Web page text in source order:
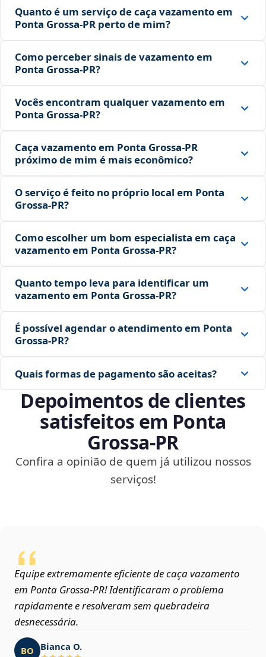
Quanto é um serviço de caça vazamento em
Ponta Grossa‑PR perto de mim?
Como perceber sinais de vazamento em
Ponta Grossa‑PR?
Vocês encontram qualquer vazamento em
Ponta Grossa‑PR?
Caça vazamento em Ponta Grossa‑PR
próximo de mim é mais econômico?
O serviço é feito no próprio local em Ponta
Grossa‑PR?
Como escolher um bom especialista em caça
vazamento em Ponta Grossa‑PR?
Quanto tempo leva para identificar um
vazamento em Ponta Grossa‑PR?
É possível agendar o atendimento em Ponta
Grossa‑PR?
Quais formas de pagamento são aceitas?
Depoimentos de clientes
satisfeitos em Ponta
Grossa‑PR
Confira a opinião de quem já utilizou nossos
serviços!
Equipe extremamente eficiente de caça vazamento
em Ponta Grossa‑PR! Identificaram o problema
rapidamente e resolveram sem quebradeira
desnecessária.
BO Bianca O.